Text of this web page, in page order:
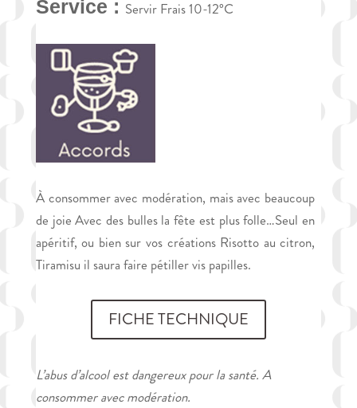
Service : Servir Frais 10-12°C
À consommer avec modération, mais avec beaucoup
de joie Avec des bulles la fête est plus folle…Seul en
apéritif, ou bien sur vos créations Risotto au citron,
Tiramisu il saura faire pétiller vis papilles.
FICHE TECHNIQUE
L’abus d’alcool est dangereux pour la santé. A
consommer avec modération.